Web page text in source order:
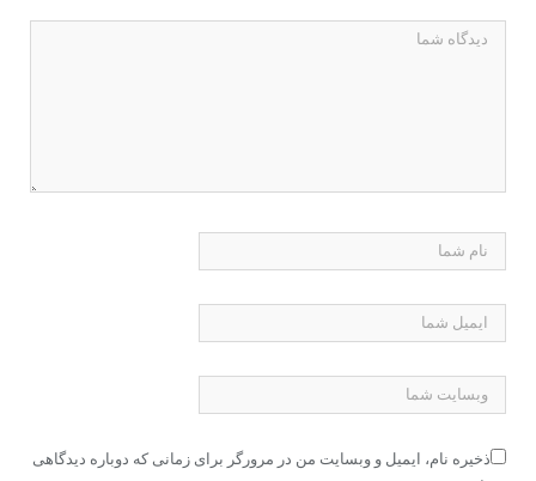
ذخیره نام، ایمیل و وبسایت من در مرورگر برای زمانی که دوباره دیدگاهی